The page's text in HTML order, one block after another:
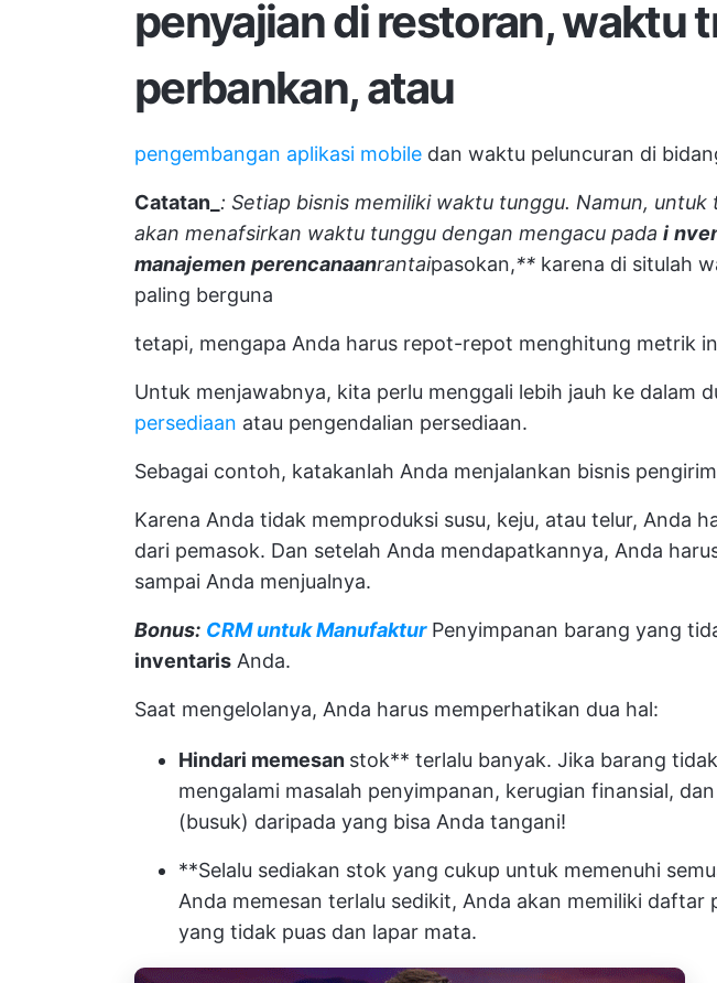
penyajian di restoran, waktu
perbankan, atau
pengembangan aplikasi mobile dan waktu peluncuran di
Catatan_ : Setiap bisnis memiliki waktu tunggu. Namun, untuk
akan menafsirkan waktu tunggu dengan mengacu pada i
manajemen perencanaanrantaipasokan,** karena di situlah
paling berguna
tetapi, mengapa Anda harus repot-repot menghitung metrik
Untuk menjawabnya, kita perlu menggali lebih jauh ke dalam
persediaan atau pengendalian persediaan.
Sebagai contoh, katakanlah Anda menjalankan bisnis
Karena Anda tidak memproduksi susu, keju, atau telur, Anda
dari pemasok. Dan setelah Anda mendapatkannya, Anda
sampai Anda menjualnya.
Bonus: CRM untuk ManufakturPenyimpanan barang yang
inventaris Anda.
Saat mengelolanya, Anda harus memperhatikan dua hal:
Hindari memesan stok** terlalu banyak. Jika barang
mengalami masalah penyimpanan, kerugian finansial,
(busuk) daripada yang bisa Anda tangani!
**Selalu sediakan stok yang cukup untuk memenuhi
Anda memesan terlalu sedikit, Anda akan memiliki daftar
yang tidak puas dan lapar mata.